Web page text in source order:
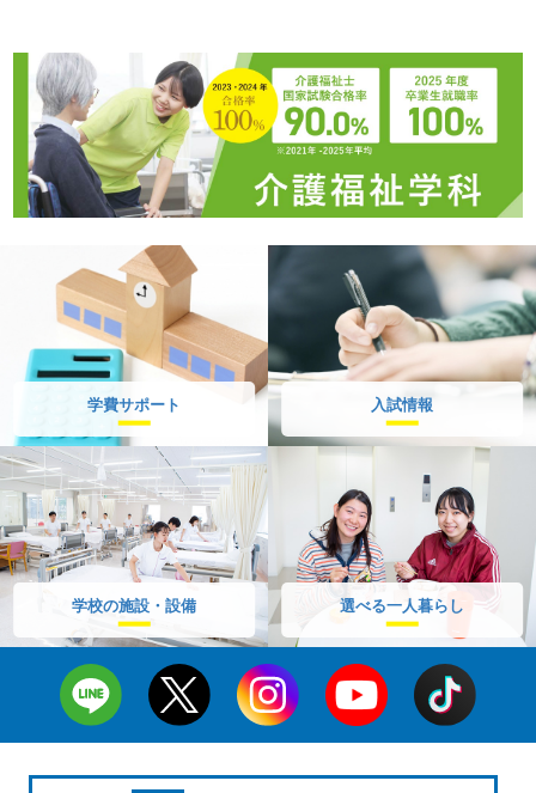
学費サポート 入試情報
学校の施設・設備 選べる一人暮らし